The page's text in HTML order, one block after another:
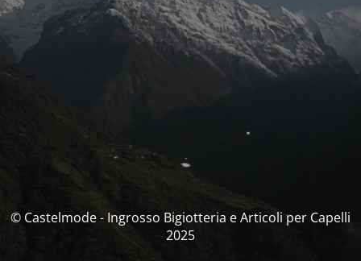
© Castelmode - Ingrosso Bigiotteria e Articoli per Capelli
2025